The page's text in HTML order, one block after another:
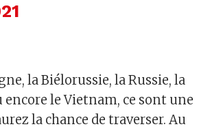
la Biélorussie, la Russie, la
le Vietnam, ce sont une
la chance de traverser. Au